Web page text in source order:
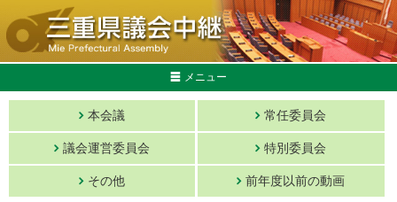
メニュー
本会議 常任委員会
議会運営委員会 特別委員会
その他 前年度以前の動画